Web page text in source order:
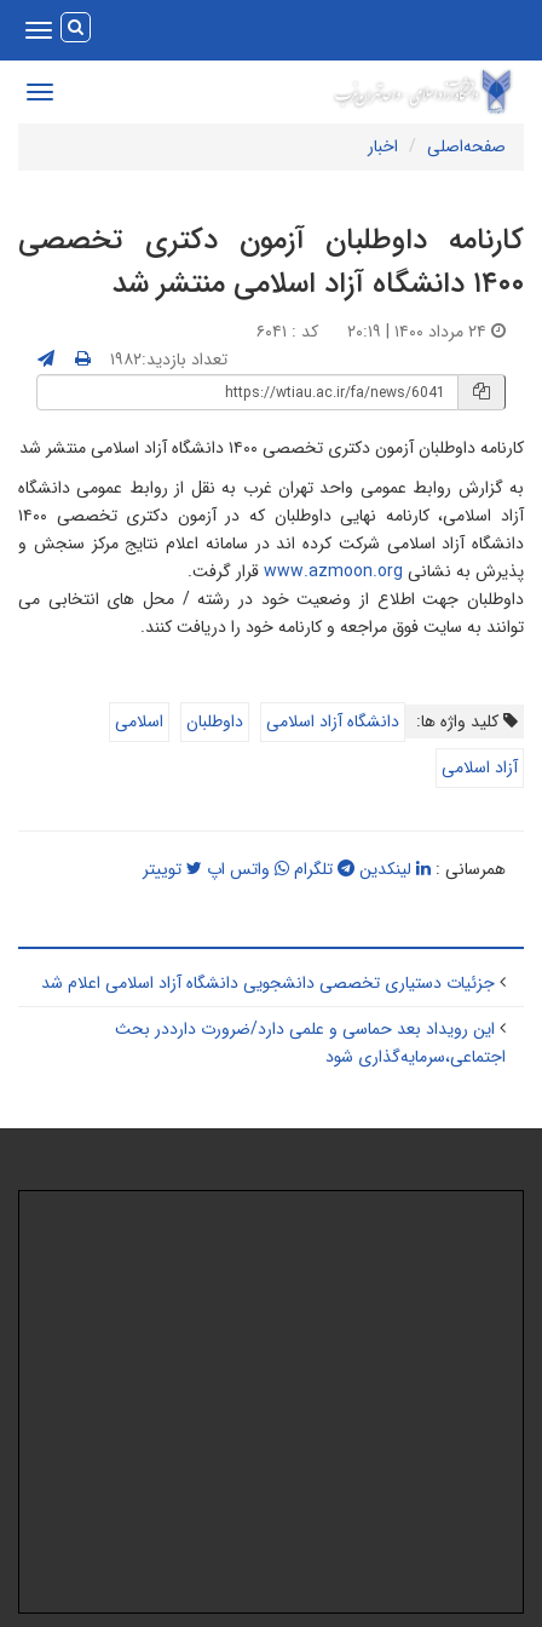
Toggle
Toggle
صفحه‌اصلی
اخبار
داوطلبان آزمون دکتری تخصصی
آزاد اسلامی منتشر شد
کد : ۶۰۴۱
تعداد بازدید:۱۹۸۲
داوطلبان آزمون دکتری تخصصی ۱۴۰۰ دانشگاه آزاد اسلامی منتشر شد
گزارش روابط عمومی واحد تهران غرب به نقل از روابط عمومی دانشگاه
آزاد اسلامی، کارنامه نهایی داوطلبان که در آزمون دکتری تخصصی ۱۴۰۰
آزاد اسلامی شرکت کرده اند در سامانه اعلام نتایج مرکز سنجش و
به نشانیwww.azmoon.org
قرار گرفت.
جهت اطلاع از وضعیت خود در رشته / محل های انتخابی می
به سایت فوق مراجعه و کارنامه خود را دریافت کنند.
کلید واژه ها: دانشگاه آزاد اسلامی داوطلبان
اسلامی
آزاد اسلامی
همرسانی : لینکدین تلگرام واتس اپ توییتر
جزئیات دستیاری تخصصی دانشجویی دانشگاه آزاد اسلامی اعلام شد
این رویداد بعد حماسی و علمی دارد/ضرورت دارددر بحث
اجتماعی،سرمایه‌گذاری شود